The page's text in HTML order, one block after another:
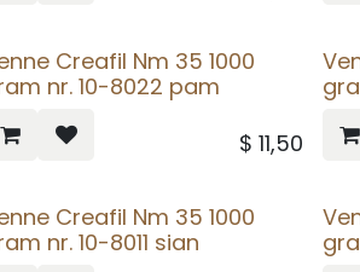
Creafil Nm 35 1000
nr. 10-8022 pam
$ 11,50
Creafil Nm 35 1000
nr. 10-8011 sian